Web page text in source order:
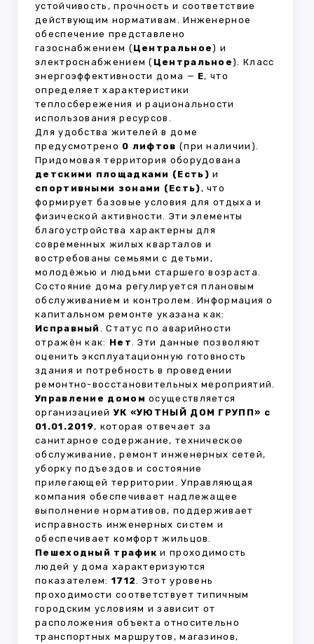
устойчивость, прочность и соответствие
действующим нормативам. Инженерное
обеспечение представлено
газоснабжением (Центральное) и
электроснабжением ( Центральное). Класс
энергоэффективности дома — E, что
определяет характеристики
теплосбережения и рациональности
использования ресурсов.
Для удобства жителей в доме
предусмотрено 0 лифтов (при наличии).
Придомовая территория оборудована
детскими площадками (Есть) и
спортивными зонами (Есть), что
формирует базовые условия для отдыха и
физической активности. Эти элементы
благоустройства характерны для
современных жилых кварталов и
востребованы семьями с детьми,
молодёжью и людьми старшего возраста.
Состояние дома регулируется плановым
обслуживанием и контролем. Информация о
капитальном ремонте указана как:
Исправный . Статус по аварийности
отражён как: Нет. Эти данные позволяют
оценить эксплуатационную готовность
здания и потребность в проведении
ремонтно-восстановительных мероприятий.
Управление домом осуществляется
организациейУК «УЮТНЫЙ ДОМ ГРУПП» с
01.01.2019, которая отвечает за
санитарное содержание, техническое
обслуживание, ремонт инженерных сетей,
уборку подъездов и состояние
прилегающей территории. Управляющая
компания обеспечивает надлежащее
выполнение нормативов, поддерживает
исправность инженерных систем и
обеспечивает комфорт жильцов.
Пешеходный трафик и проходимость
людей у дома характеризуются
показателем: 1712. Этот уровень
проходимости соответствует типичным
городским условиям и зависит от
расположения объекта относительно
транспортных маршрутов, магазинов,